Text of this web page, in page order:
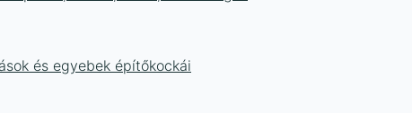
és egyebek építőkockái